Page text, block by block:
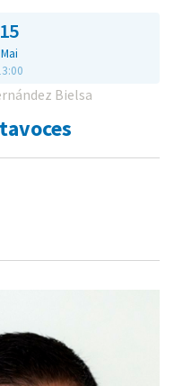
15
Mai
Bielsa